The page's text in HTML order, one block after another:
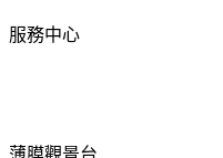
服務中心